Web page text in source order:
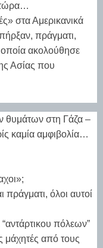
τώρα…
στα Αμερικανικά
πράγματι,
οποία ακολούθησε
Ασίας που
θυμάτων στη Γάζα –
καμία αμφιβολία…
όλοι αυτοί
“αντάρτικου πόλεων”
μάχητές από τους